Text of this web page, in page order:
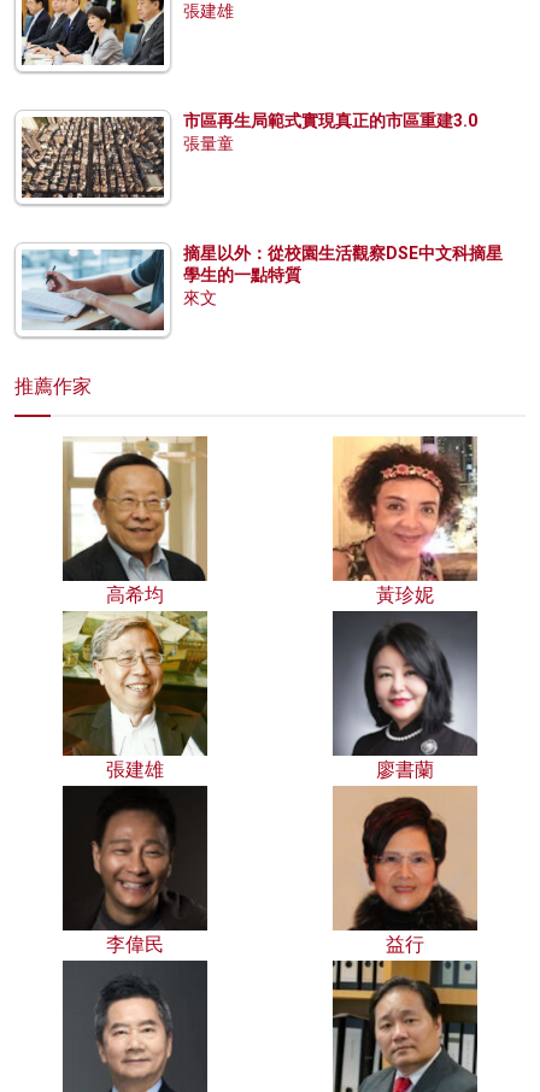
張建雄
市區再生局範式實現真正的市區重建3.0
張量童
摘星以外：從校園生活觀察DSE中文科摘星
學生的一點特質
來文
推薦作家
高希均 黃珍妮
張建雄 廖書蘭
李偉民 益行